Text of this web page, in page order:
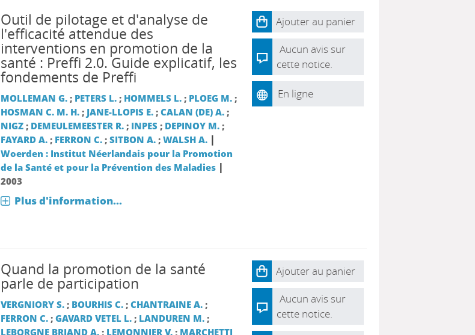
Outil de pilotage et d'analyse de
l'efficacité attendue des
interventions en promotion de la
santé : Preffi 2.0. Guide explicatif, les
fondements de Preffi
MOLLEMAN G.; PETERS L.; HOMMELS L.; PLOEG M.;
HOSMAN C. M. H.; JANE-LLOPIS E.; CALAN (DE) A.;
NIGZ; DEMEULEMEESTER R.; INPES; DEPINOY M.;
FAYARD A.; FERRON C.; SITBON A.; WALSH A. |
Woerden : Institut Néerlandais pour la Promotion
de la Santé et pour la Prévention des Maladies|
2003
Plus d'information...
Ajouter au panier
Aucun avis sur
cette notice.
En ligne
Quand la promotion de la santé
parle de participation
VERGNIORY S.; BOURHIS C.; CHANTRAINE A.;
FERRON C.; GAVARD VETEL L.; LANDUREN M.;
LEBORGNE BRIAND A.; LEMONNIER V.; MARCHETTI
Ajouter au panier
Aucun avis sur
cette notice.